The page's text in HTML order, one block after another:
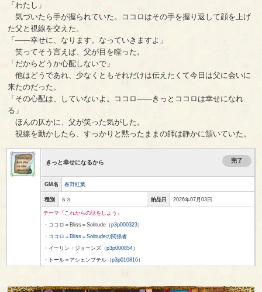
「わたし」
気づいたら手が握られていた。ココロはその手を握り返して顔を上げ
た父と視線を交えた。
「――幸せに、なります。なっていきますよ」
笑ってそう言えば、父が目を瞠った。
「だからどうか心配しないで」
他はどうであれ、少なくともそれだけは伝えたくて今日は父に会いに
来たのだった。
「その心配は、していないよ。ココロ――きっとココロは幸せになれ
る」
ほんの仄かに、父が笑った気がした。
視線を動かしたら、すっかりと黙ったままの師は静かに頷いていた。
きっと幸せになるから 完了
GM名 春野紅葉
種別 ＳＳ 納品日 2026年07月03日
テーマ『これからの話をしよう』
・ココロ＝Bliss＝Solitude（p3p000323）
・ ココロ＝Bliss＝Solitudeの関係者
・イーリン・ジョーンズ（p3p000854）
・トール＝アシェンプテル（p3p010816）